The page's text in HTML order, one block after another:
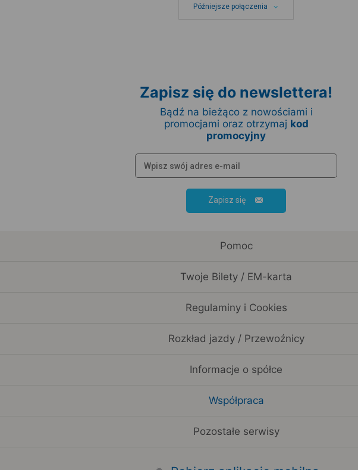
Późniejsze połączenia
Zapisz się do newslettera!
Bądź na bieżąco z nowościami i
promocjami oraz otrzymaj kod
promocyjny
Zapisz się
Pomoc
Twoje Bilety / EM-karta
Regulaminy i Cookies
Rozkład jazdy / Przewoźnicy
Informacje o spółce
Współpraca
Pozostałe serwisy